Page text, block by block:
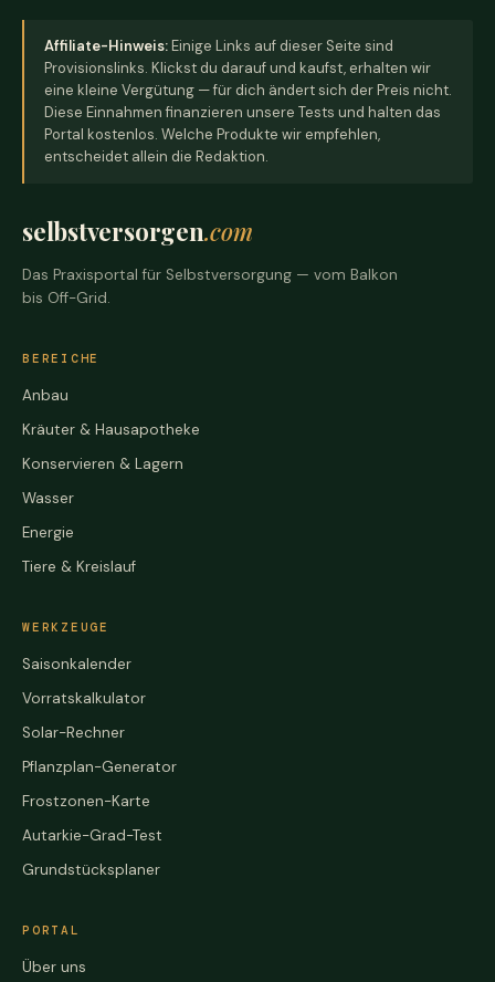
Affiliate-Hinweis:Einige Links auf dieser Seite sind
Provisionslinks. Klickst du darauf und kaufst, erhalten wir
eine kleine Vergütung — für dich ändert sich der Preis nicht.
Diese Einnahmen finanzieren unsere Tests und halten das
Portal kostenlos. Welche Produkte wir empfehlen,
entscheidet allein die Redaktion.
selbstversorgen.com
Das Praxisportal für Selbstversorgung — vom Balkon
bis Off-Grid.
BEREICHE
Anbau
Kräuter & Hausapotheke
Konservieren & Lagern
Wasser
Energie
Tiere & Kreislauf
WERKZEUGE
Saisonkalender
Vorratskalkulator
Solar-Rechner
Pflanzplan-Generator
Frostzonen-Karte
Autarkie-Grad-Test
Grundstücksplaner
PORTAL
Über uns